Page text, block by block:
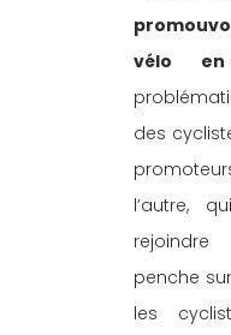
vélo
des
l’autre,
penche
les